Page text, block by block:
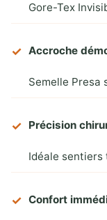
Gore-Tex
Accroche
Semelle Presa
Précision
Idéale sentiers
Confort